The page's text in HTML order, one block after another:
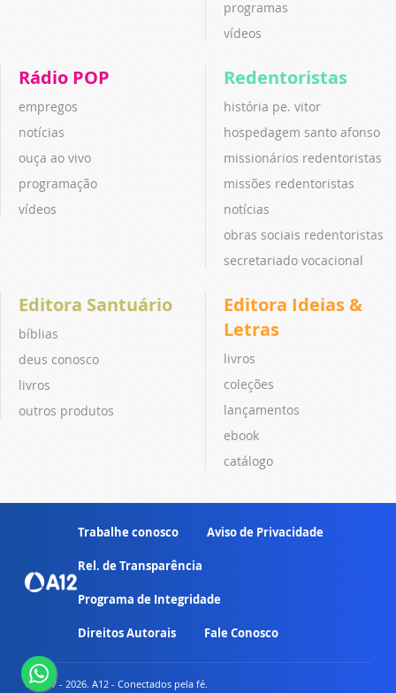
programas
vídeos
Rádio POP
empregos
notícias
ouça ao vivo
programação
vídeos
Redentoristas
história pe. vitor
hospedagem santo afonso
missionários redentoristas
missões redentoristas
notícias
obras sociais redentoristas
secretariado vocacional
Editora Santuário
bíblias
deus conosco
livros
outros produtos
Editora Ideias &
Letras
livros
coleções
lançamentos
ebook
catálogo
Trabalhe conosco Aviso de Privacidade
Rel. de Transparência
Programa de Integridade
Direitos Autorais Fale Conosco
© 2007 - 2026. A12 - Conectados pela fé.